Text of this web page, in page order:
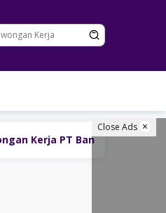
Close Ads
Danamon Indonesia Tbk